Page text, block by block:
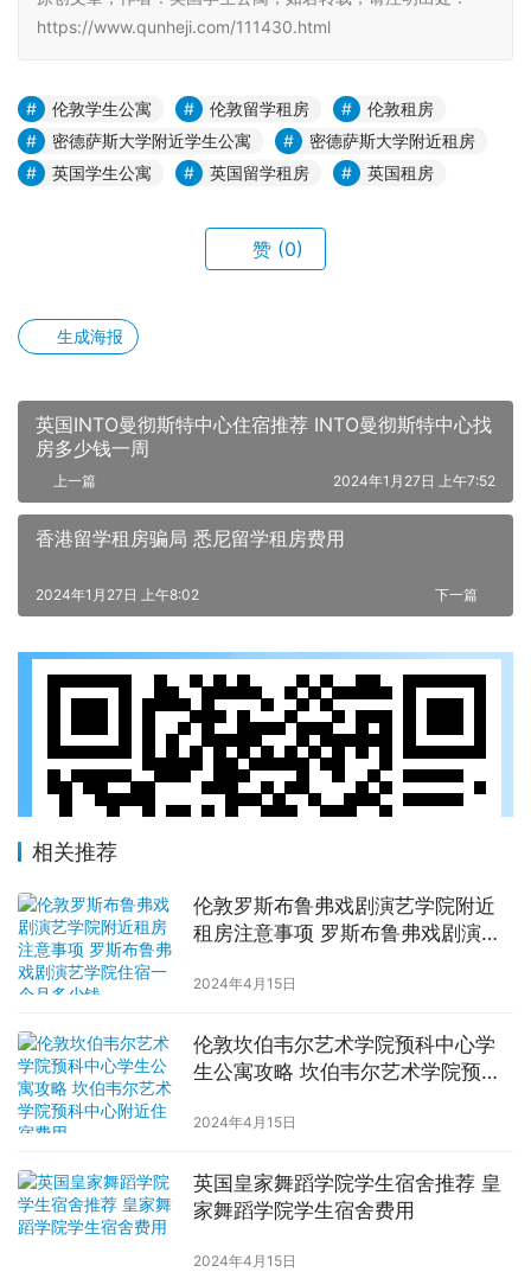
https://www.qunheji.com/111430.html
伦敦学生公寓 伦敦留学租房
伦敦租房
密德萨斯大学附近学生公寓
密德萨斯大学附近租房
英国学生公寓
英国留学租房 英国租房
赞 (0)
生成海报
英国INTO曼彻斯特中心住宿推荐 INTO曼彻斯特中心找
房多少钱一周
上一篇 2024年1月27日 上午7:52
香港留学租房骗局 悉尼留学租房费用
下一篇
2024年1月27日 上午8:02
相关推荐
伦敦罗斯布鲁弗戏剧演艺学院附近
租房注意事项 罗斯布鲁弗戏剧演艺
2024年4月15日
伦敦坎伯韦尔艺术学院预科中心学
生公寓攻略 坎伯韦尔艺术学院预科
2024年4月15日
英国皇家舞蹈学院学生宿舍推荐 皇
家舞蹈学院学生宿舍费用
2024年4月15日